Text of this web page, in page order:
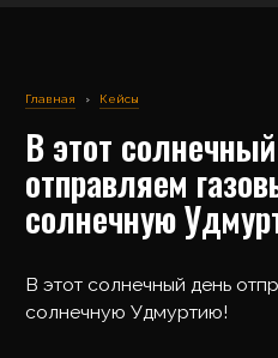
Главная › Кейсы
В этот солнечный день
отправляем
солнечную
В этот солнечный день
солнечную Удмуртию!